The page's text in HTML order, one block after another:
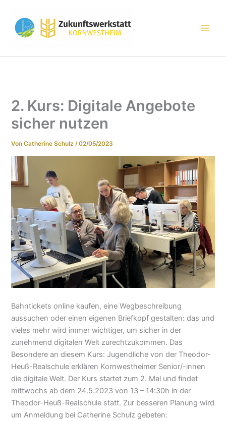
springen
2. Kurs: Digitale Angebote
sicher nutzen
VonCatherine Schulz/02/05/2023
Bahntickets online kaufen, eine Wegbeschreibung
aussuchen oder einen eigenen Briefkopf gestalten: das und
vieles mehr wird immer wichtiger, um sicher in der
zunehmend digitalen Welt zurechtzukommen. Das
Besondere an diesem Kurs: Jugendliche von der Theodor-
Heuß-Realschule erklären Kornwestheimer Senior/-innen
die digitale Welt. Der Kurs startet zum 2. Mal und findet
mittwochs ab dem 24.5.2023 von 13 – 14:30h in der
Theodor-Heuß-Realschule statt. Zur besseren Planung wird
um Anmeldung bei Catherine Schulz gebeten: